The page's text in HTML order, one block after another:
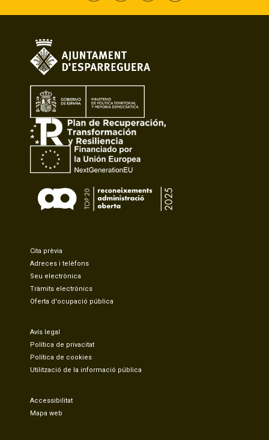
Cita prèvia
Adreces i telèfons
Seu electrònica
Tràmits electrònics
Oferta d'ocupació pública
Avís legal
Política de privacitat
Política de cookies
Utilització de la informació pública
Accessibilitat
Mapa web